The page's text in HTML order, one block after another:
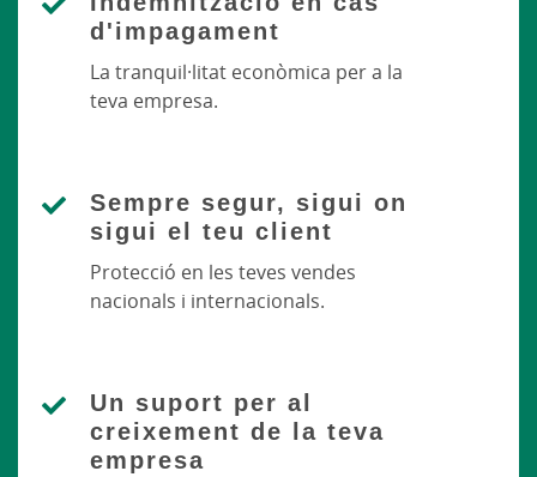
d'impagament
La tranquil·litat econòmica per a la
teva empresa.
Sempre segur, sigui on
sigui el teu client
Protecció en les teves vendes
nacionals i internacionals.
Un suport per al
creixement de la teva
empresa